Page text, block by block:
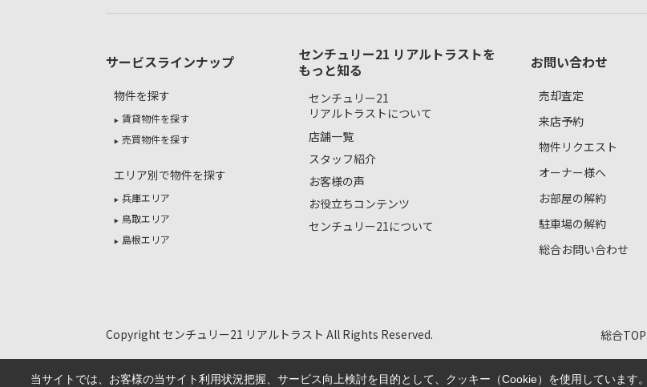
サービスラインナップ
物件を探す
賃貸物件を探す
売買物件を探す
エリア別で物件を探す
兵庫エリア
鳥取エリア
島根エリア
センチュリー21 リアルトラストを
もっと知る
センチュリー21
リアルトラストについて
店舗一覧
スタッフ紹介
お客様の声
お役立ちコンテンツ
センチュリー21について
お問い合わせ
売却査定
来店予約
物件リクエスト
オーナー様へ
お部屋の解約
駐車場の解約
総合お問い合わせ
Copyright センチュリー21 リアルトラスト All Rights Reserved. 総合TOP
当サイトでは、お客様の当サイト利用状況把握、サービス向上検討を目的として、クッキー（Cookie）を使用しています。